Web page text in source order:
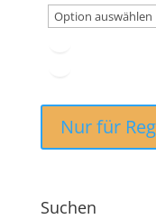
Nur für
Suchen